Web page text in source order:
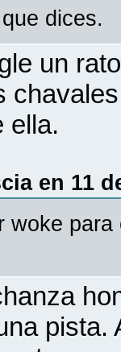
dices.
un
ella.
en 11
woke
pista.